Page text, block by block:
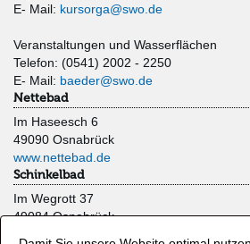
E- Mail: kursorga@swo.de
Veranstaltungen und Wasserflächen
Telefon: (0541) 2002 - 2250
E- Mail: baeder@swo.de
Nettebad
Im Haseesch 6
49090 Osnabrück
www.nettebad.de
Schinkelbad
Im Wegrott 37
49084 Osnabrück